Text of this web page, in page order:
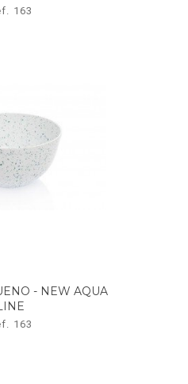
163
- NEW AQUA
163